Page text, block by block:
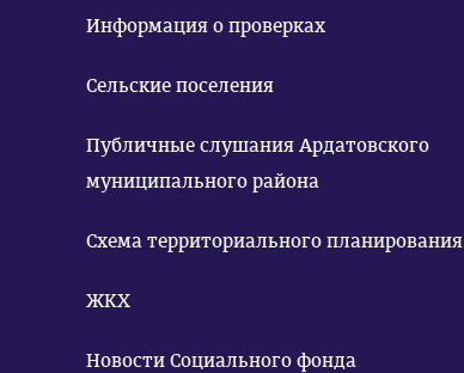
Информация о проверках
Сельские поселения
Публичные слушания Ардатовского
муниципального района
Схема территориального планирования
ЖКХ
Новости Социального фонда